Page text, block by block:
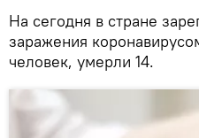
На сегодня в стране
заражения
человек, умерли 14.